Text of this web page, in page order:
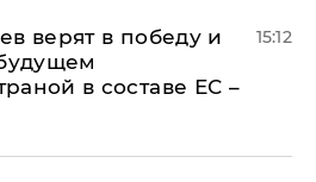
верят в победу и
в составе ЕС –
15:12